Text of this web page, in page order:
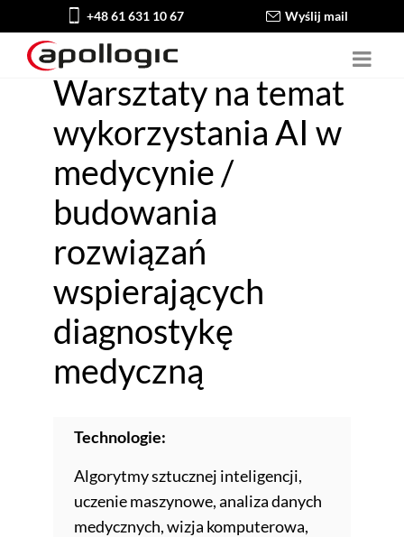
+48 61 631 10 67 Wyślij mail
Warsztaty na temat
wykorzystania AI w
medycynie /
budowania
rozwiązań
wspierających
diagnostykę
medyczną
Technologie:
Algorytmy sztucznej inteligencji,
uczenie maszynowe, analiza danych
medycznych, wizja komputerowa,